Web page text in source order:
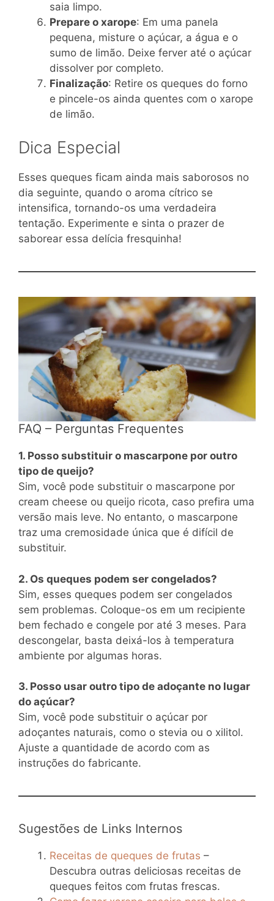
saia limpo.
Prepare o xarope: Em uma panela
pequena, misture o açúcar, a água e o
sumo de limão. Deixe ferver até o açúcar
dissolver por completo.
Finalização: Retire os queques do forno
e pincele-os ainda quentes com o xarope
de limão.
Dica Especial
Esses queques ficam ainda mais saborosos no
dia seguinte, quando o aroma cítrico se
intensifica, tornando-os uma verdadeira
tentação. Experimente e sinta o prazer de
saborear essa delícia fresquinha!
FAQ – Perguntas Frequentes
1. Posso substituir o mascarpone por outro
tipo de queijo?
Sim, você pode substituir o mascarpone por
cream cheese ou queijo ricota, caso prefira uma
versão mais leve. No entanto, o mascarpone
traz uma cremosidade única que é difícil de
substituir.
2. Os queques podem ser congelados?
Sim, esses queques podem ser congelados
sem problemas. Coloque-os em um recipiente
bem fechado e congele por até 3 meses. Para
descongelar, basta deixá-los à temperatura
ambiente por algumas horas.
3. Posso usar outro tipo de adoçante no lugar
do açúcar?
Sim, você pode substituir o açúcar por
adoçantes naturais, como o stevia ou o xilitol.
Ajuste a quantidade de acordo com as
instruções do fabricante.
Sugestões de Links Internos
Receitas de queques de frutas –
Descubra outras deliciosas receitas de
queques feitos com frutas frescas.